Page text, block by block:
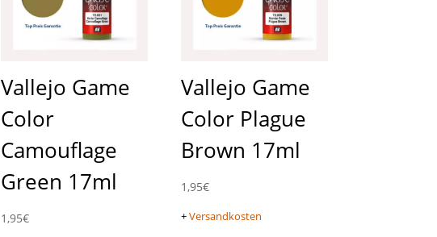
Vallejo Game
Color
Camouflage
Green 17ml
1,95€
Vallejo Game
Color Plague
Brown 17ml
1,95€
+Versandkosten